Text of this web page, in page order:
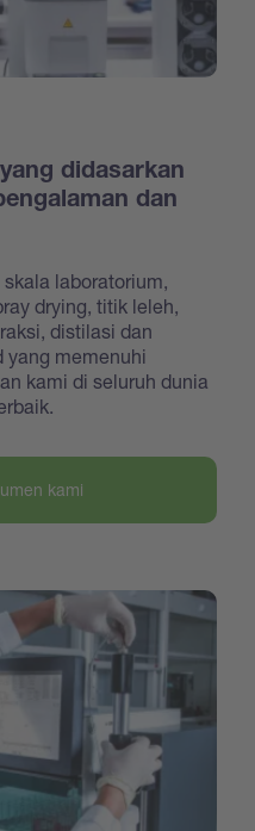
didasarkan
dan
laboratorium,
drying, titik leleh,
distilasi dan
yang memenuhi
kami di seluruh dunia
kami